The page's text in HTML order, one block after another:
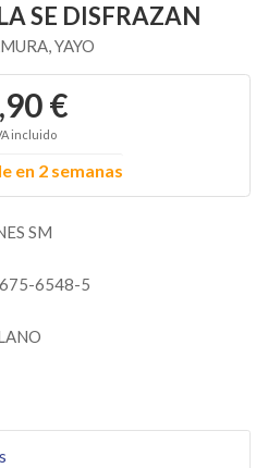
SE DISFRAZAN
YAYO
€
incluido
en 2 semanas
SM
6548-5